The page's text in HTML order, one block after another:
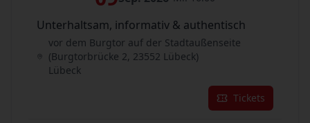
Unterhaltsam, informativ & authentisch
vor dem Burgtor auf der Stadtaußenseite
(Burgtorbrücke 2, 23552 Lübeck)
Lübeck
Tickets